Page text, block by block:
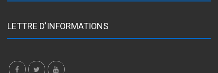
LETTRE D'INFORMATIONS